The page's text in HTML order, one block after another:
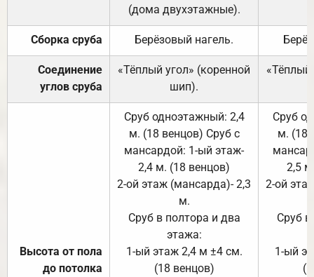
(дома двухэтажные).
Сборка сруба Берёзовый нагель.
Соединение
углов сруба
«Тёплый угол» (коренной
шип).
«Тёплый
Высота от пола
до потолка
Сруб одноэтажный: 2,4
м. (18 венцов) Сруб с
мансардой: 1-ый этаж-
2,4 м. (18 венцов)
2-ой этаж (мансарда)- 2,3
м.
Сруб в полтора и два
этажа:
1-ый этаж 2,4 м ±4 см.
(18 венцов)
Сруб
м. (18
2,5
2-ой
Сруб
1-ый